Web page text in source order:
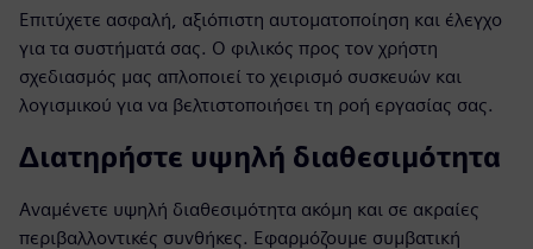
Επιτύχετε ασφαλή, αξιόπιστη αυτοματοποίηση και έλεγχο
για τα συστήματά σας. Ο φιλικός προς τον χρήστη
σχεδιασμός μας απλοποιεί το χειρισμό συσκευών και
λογισμικού για να βελτιστοποιήσει τη ροή εργασίας σας.
Διατηρήστε υψηλή διαθεσιμότητα
Αναμένετε υψηλή διαθεσιμότητα ακόμη και σε ακραίες
περιβαλλοντικές συνθήκες. Εφαρμόζουμε συμβατική